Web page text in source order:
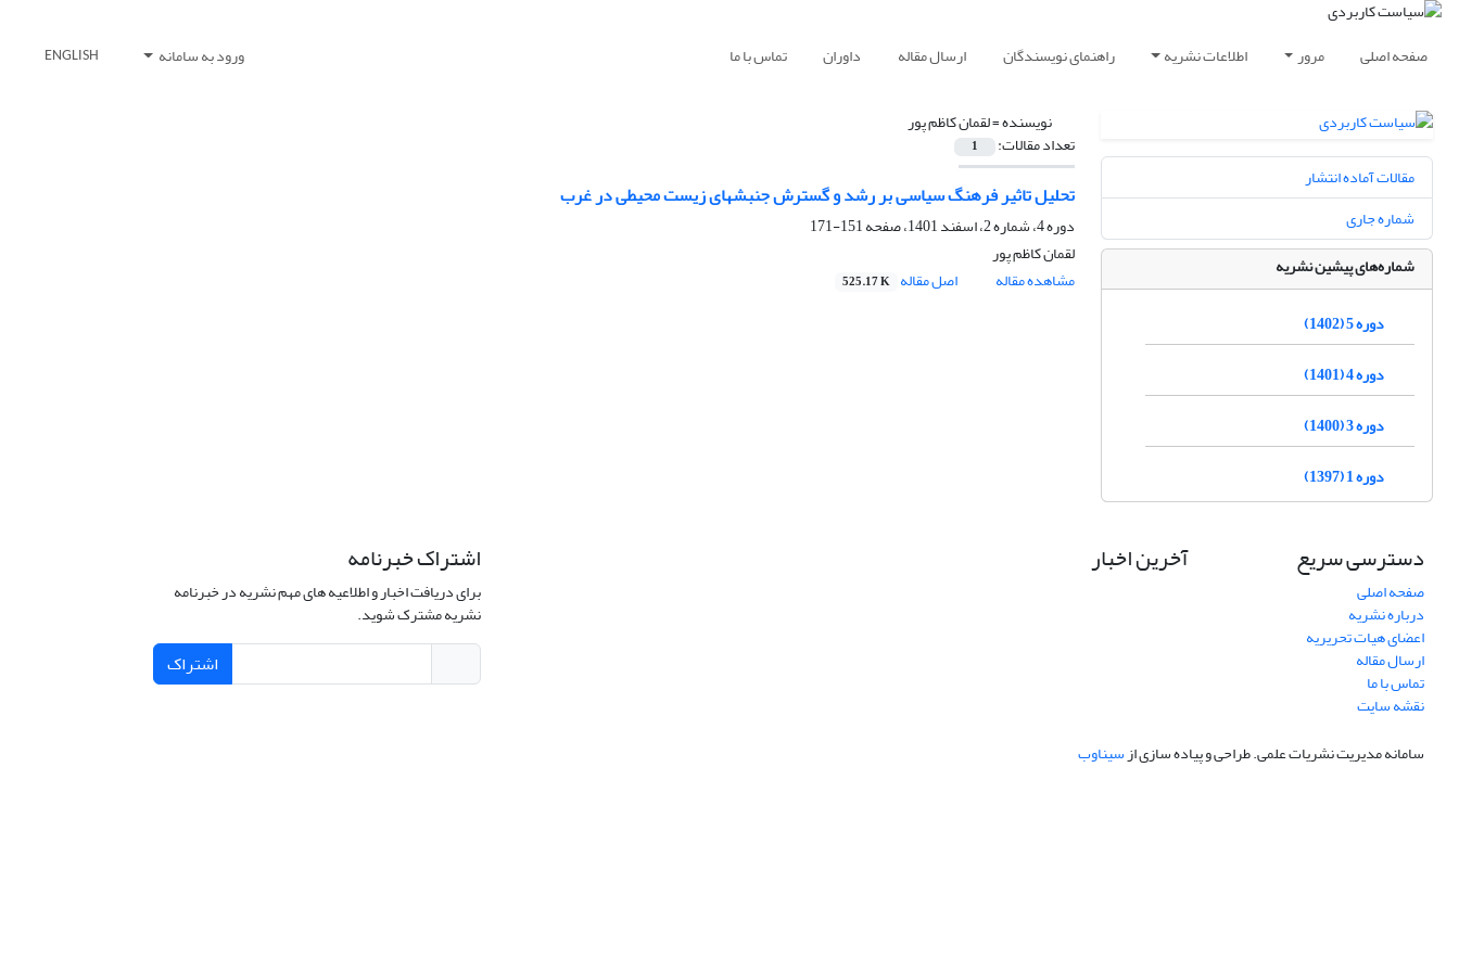
صفحه اصلی مرور اطلاعات نشریه راهنمای نویسندگان ارسال مقاله داوران تماس با ما ورود به سامانه ENGLISH
نویسنده =لقمان کاظم پور
تعداد مقالات: 1
تحلیل تاثیر فرهنگ سیاسی بر رشد و گسترش جنبشهای زیست محیطی در غرب
دوره 4، شماره 2، اسفند 1401، صفحه
151-171
لقمان کاظم پور
مشاهده مقاله
اصل مقاله 525.17 K
مقالات آماده انتشار
شماره جاری
شماره‌های پیشین نشریه
دوره 5 (1402)
دوره 4 (1401)
دوره 3 (1400)
دوره 1 (1397)
دسترسی سریع
صفحه اصلی
درباره نشریه
اعضای هیات تحریریه
ارسال مقاله
تماس با ما
نقشه سایت
آخرین اخبار اشتراک خبرنامه
برای دریافت اخبار و اطلاعیه های مهم نشریه در خبرنامه
نشریه مشترک شوید.
اشتراک
سامانه مدیریت نشریات علمی.طراحی و پیاده سازی ازسیناوب